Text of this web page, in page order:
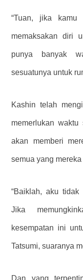
“Tuan, jika
memaksakan diri
punya banyak
sesuatunya untuk
Kashin telah
memerlukan
akan memberi
semua yang
“Baiklah, aku
Jika
kesempatan ini
Tatsumi, suaranya
Dan yang